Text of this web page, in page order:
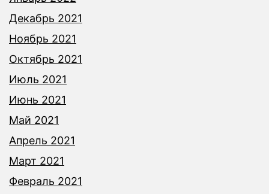
Декабрь 2021
Ноябрь 2021
Октябрь 2021
Июль 2021
Июнь 2021
Май 2021
Апрель 2021
Март 2021
Февраль 2021